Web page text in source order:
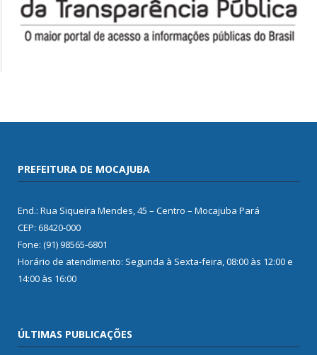
PREFEITURA DE MOCAJUBA
End.: Rua Siqueira Mendes, 45 – Centro – Mocajuba Pará
CEP: 68420-000
Fone: (91) 98565-6801
Horário de atendimento: Segunda à Sexta-feira, 08:00 às 12:00 e
14:00 às 16:00
ÚLTIMAS PUBLICAÇÕES